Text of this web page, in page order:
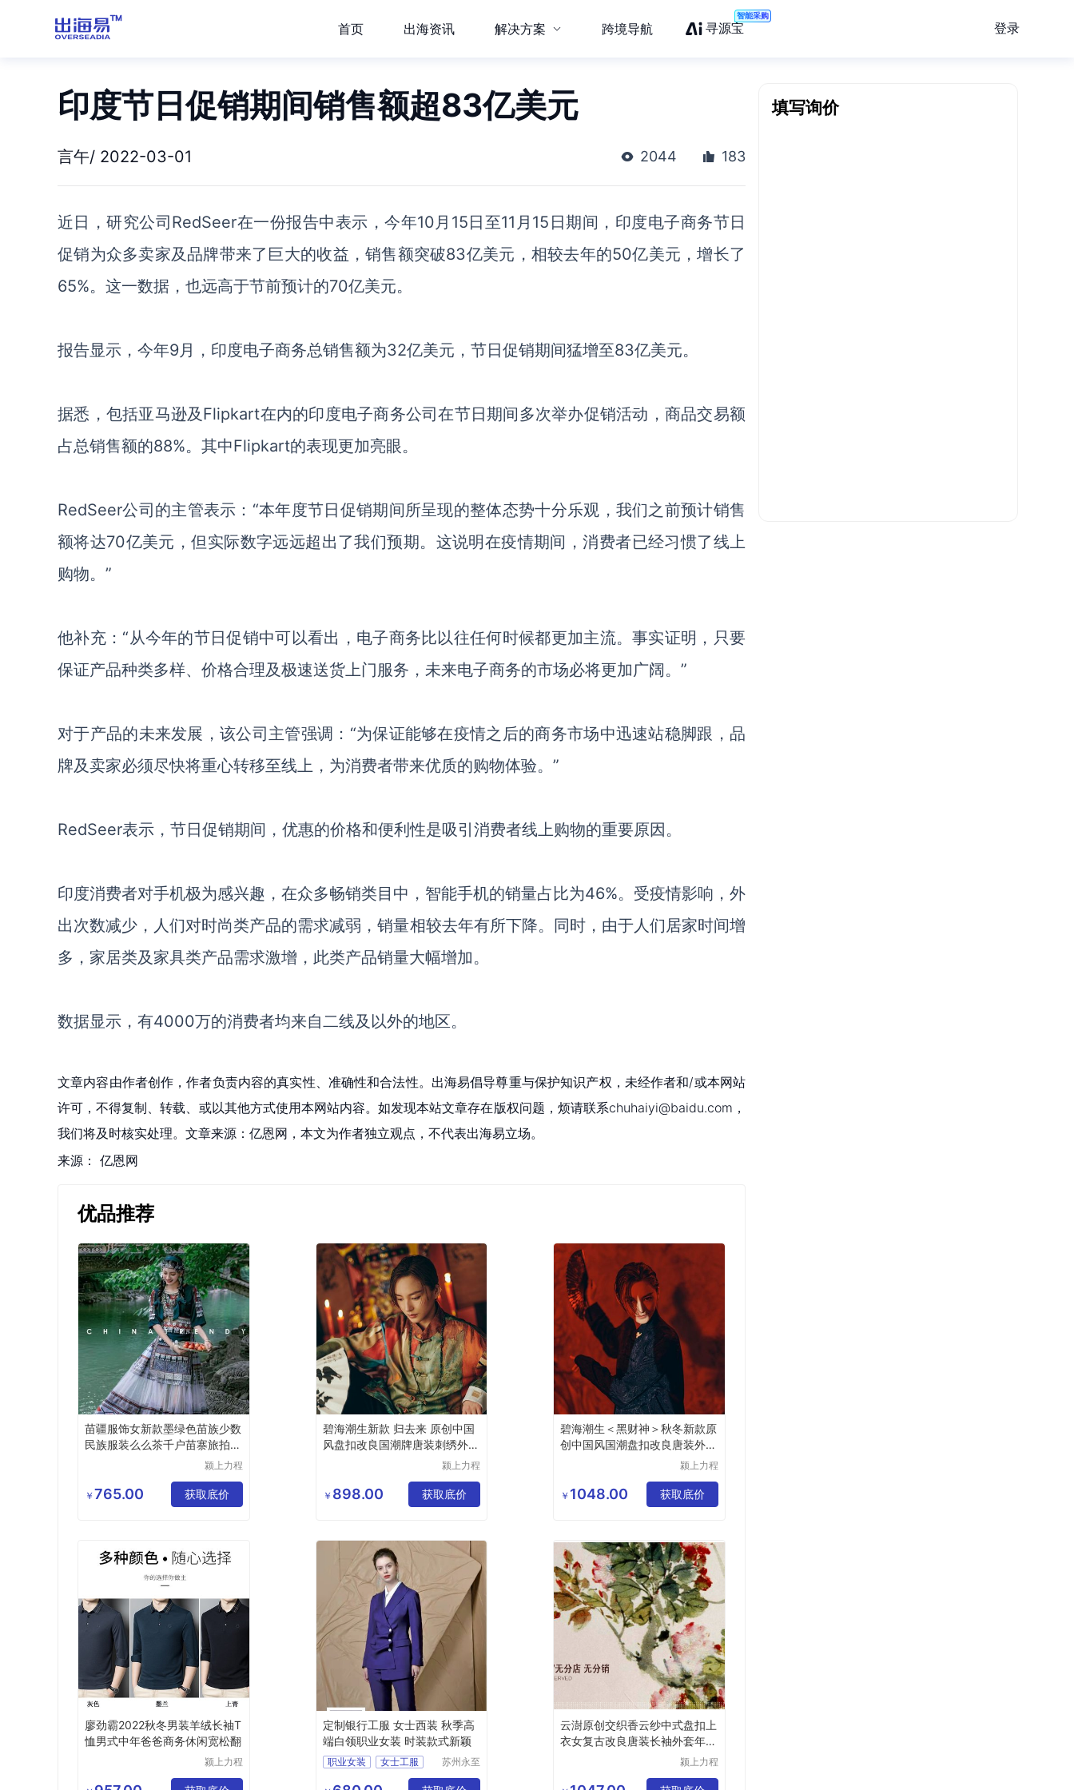
首页 出海资讯 解决方案 跨境导航 寻源宝
智能采购
登录
印度节日促销期间销售额超83亿美元
言午/ 2022-03-01 2044 183
近日，研究公司RedSeer在一份报告中表示，今年10月15日至11月15日期间，印度电子商务节日
促销为众多卖家及品牌带来了巨大的收益，销售额突破83亿美元，相较去年的50亿美元，增长了
65%。这一数据，也远高于节前预计的70亿美元。
报告显示，今年9月，印度电子商务总销售额为32亿美元，节日促销期间猛增至83亿美元。
据悉，包括亚马逊及 Flipkart在内的印度电子商务公司在节日期间多次举办促销活动，商品交易额
占总销售额的88%。其中Flipkart的表现更加亮眼。
RedSeer公司的主管表示：“本年度节日促销期间所呈现的整体态势十分乐观，我们之前预计销售
额将达70亿美元，但实际数字远远超出了我们预期。这说明在疫情期间，消费者已经习惯了线上
购物。”
他补充： “从今年的节日促销中可以看出，电子商务比以往任何时候都更加主流。事实证明，只要
保证产品种类多样、价格合理及极速送货上门服务，未来电子商务的市场必将更加广阔。”
对于产品的未来发展，该公司主管强调： “为保证能够在疫情之后的商务市场中迅速站稳脚跟，品
牌及卖家必须尽快将重心转移至线上，为消费者带来优质的购物体验。”
RedSeer表示，节日促销期间，优惠的价格和便利性是吸引消费者线上购物的重要原因。
印度消费者对手机极为感兴趣，在众多畅销类目中，智能手机的销量占比为46%。受疫情影响，外
出次数减少，人们对时尚类产品的需求减弱，销量相较去年有所下降。同时，由于人们居家时间增
多，家居类及家具类产品需求激增，此类产品销量大幅增加。
数据显示，有4000万的消费者均来自二线及以外的地区。
文章内容由作者创作，作者负责内容的真实性、准确性和合法性。出海易倡导尊重与保护知识产权，未经作者和/或本网站
许可，不得复制、转载、或以其他方式使用本网站内容。如发现本站文章存在版权问题，烦请联系chuhaiyi@baidu.com，
我们将及时核实处理。文章来源：亿恩网，本文为作者独立观点，不代表出海易立场。
来源： 亿恩网
优品推荐
苗疆服饰女新款墨绿色苗族少数
民族服装么么茶千户苗寨旅拍整
颍上力程
有限公司
￥ 765.00 获取底价
碧海潮生新款 归去来 原创中国
风盘扣改良国潮牌唐装刺绣外套
颍上力程
有限公司
￥ 898.00 获取底价
碧海潮生＜黑财神＞秋冬新款原
创中国风国潮盘扣改良唐装外套
颍上力程
有限公司
￥ 1048.00 获取底价
廖劲霸2022秋冬男装羊绒长袖T
恤男式中年爸爸商务休闲宽松翻
颍上力程
有限公司
定制银行工服 女士西装 秋季高
端白领职业女装 时装款式新颖
职业女装
女士工服
苏州永至
限公司
云澍原创交织香云纱中式盘扣上
衣女复古改良唐装长袖外套年轻
颍上力程
有限公司
填写询价